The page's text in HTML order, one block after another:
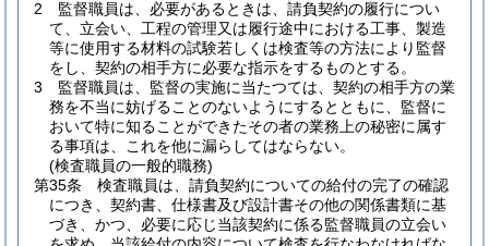
2
監督職員は、必要があるときは、請負契約の履行につい
て、立会い、工程の管理又は履行途中における工事、製造
等に使用する材料の試験若しくは検査等の方法により監督
をし、契約の相手方に必要な指示をするものとする。
3
監督職員は、監督の実施に当たつては、契約の相手方の業
務を不当に妨げることのないようにするとともに、監督に
おいて特に知ることができたその者の業務上の秘密に属す
る事項は、これを他に漏らしてはならない。
(検査職員の一般的職務)
第35条
検査職員は、請負契約についての給付の完了の確認
につき、契約書、仕様書及び設計書その他の関係書類に基
づき、かつ、必要に応じ当該契約に係る監督職員の立会い